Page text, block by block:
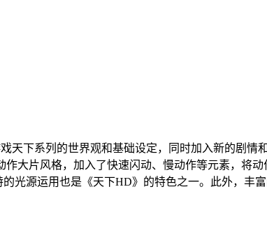
天下系列的世界观和基础设定，同时加入新的剧
大片风格，加入了快速闪动、慢动作等元素，
光源运用也是《天下HD》的特色之一。此外，丰